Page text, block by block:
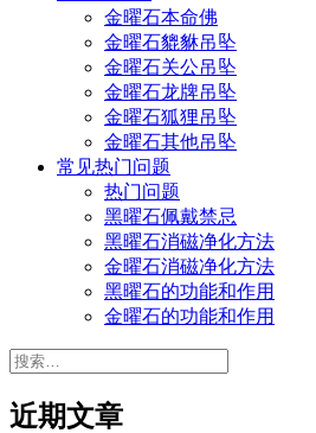
金曜石本命佛
金曜石貔貅吊坠
金曜石关公吊坠
金曜石龙牌吊坠
金曜石狐狸吊坠
金曜石其他吊坠
常见热门问题
热门问题
黑曜石佩戴禁忌
黑曜石消磁净化方法
金曜石消磁净化方法
黑曜石的功能和作用
金曜石的功能和作用
搜
近期文章